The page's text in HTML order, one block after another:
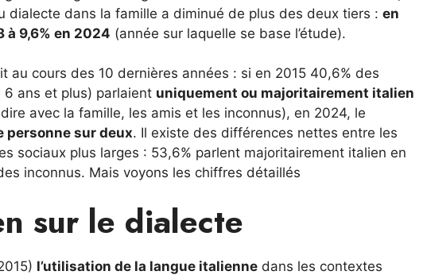
dialecte dans la famille a diminué de plus des deux tiers : en
à 9,6% en 2024 (année sur laquelle se base l’étude).
au cours des 10 dernières années : si en 2015 40,6% des
6 ans et plus) parlaient uniquement ou majoritairement italien
avec la famille, les amis et les inconnus), en 2024, le
personne sur deux. Il existe des différences nettes entre les
sociaux plus larges : 53,6% parlent majoritairement italien en
inconnus. Mais voyons les chiffres détaillés
sur le dialecte
l’utilisation de la langue italienne dans les contextes